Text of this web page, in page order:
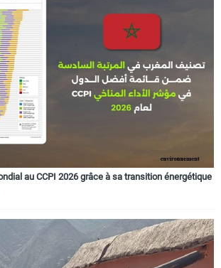
au CCPI 2026 grâce à sa transition énergétique